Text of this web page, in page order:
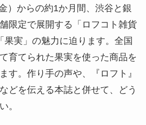
）からの約1か月間、渋谷と銀
限定で展開する「ロフコト雑貨
果実」の魅力に迫ります。全国
育てられた果実を使った商品を
す。作り手の声や、『ロフト』
どを伝える本誌と併せて、どう
。